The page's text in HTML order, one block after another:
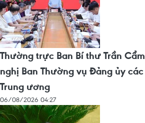
Thường trực Ban Bí thư Trần
nghị Ban Thường vụ Đảng ủy
Trung ương
06/08/2026 04:27